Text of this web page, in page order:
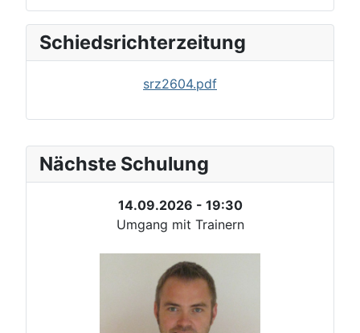
Nächste Schulung
14.09.2026 - 19:30
Umgang mit Trainern
Schiedsrichterzeitung
srz2604.pdf